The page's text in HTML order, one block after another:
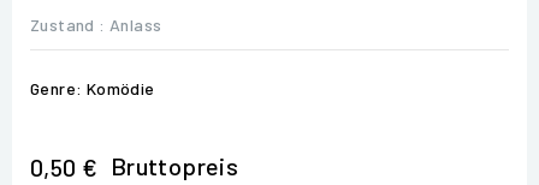
Zustand : Anlass
Genre: Komödie
0,50 € Bruttopreis